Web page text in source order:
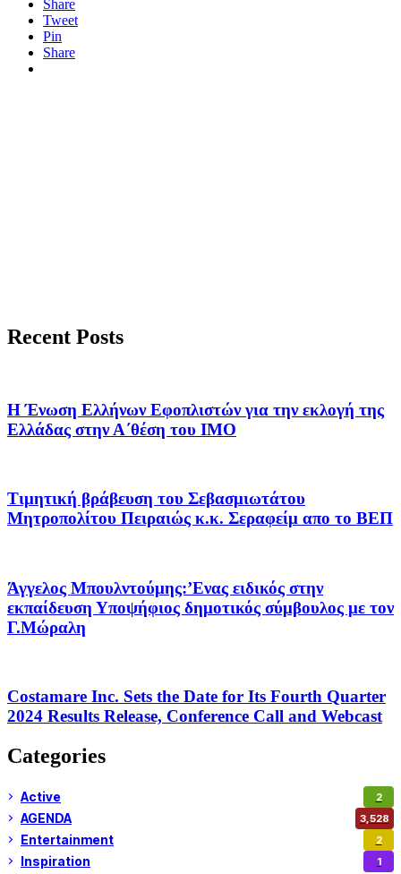
Share
Tweet
Pin
Share
Recent Posts
Η Ένωση Ελλήνων Εφοπλιστών για την εκλογή της
Ελλάδας στην Α΄θέση του ΙΜΟ
Τιμητική βράβευση του Σεβασμιωτάτου
Μητροπολίτου Πειραιώς κ.κ. Σεραφείμ απο το ΒΕΠ
Άγγελος Μπουλντούμης:’Ενας ειδικός στην
εκπαίδευση Υποψήφιος δημοτικός σύμβουλος με τον
Γ.Μώραλη
Costamare Inc. Sets the Date for Its Fourth Quarter
2024 Results Release, Conference Call and Webcast
Categories
Active 2
AGENDA 3,528
Entertainment 2
Inspiration 1